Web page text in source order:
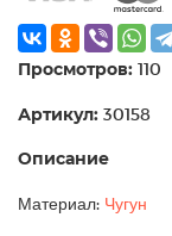
Просмотров: 110
Артикул: 30158
Описание
Материал: Чугун